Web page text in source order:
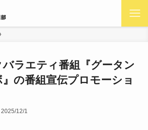
バラエティ番組『グータン
』の番組宣伝プロモーショ
2025/12/1